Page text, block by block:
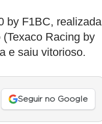
by F1BC, realizada
Racing by
e saiu vitorioso.
Seguir no Google